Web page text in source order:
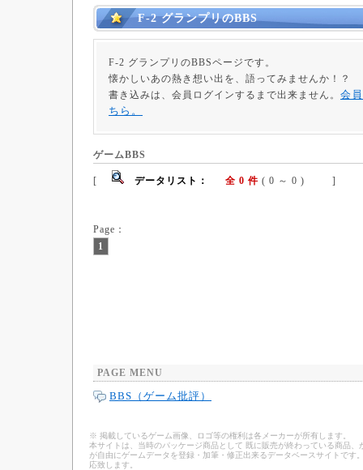
F-2 グランプリのBBS
F-2 グランプリのBBSページです。
懐かしいあの熱き想い出を、語ってみませんか！？
書き込みは、会員ログインするまで出来ません。 会
ちら。
ゲームBBS
[ データリスト： 全 0 件 ( 0 ～ 0 ) ]
Page：
1
PAGE MENU
BBS（ゲーム批評）
※ 掲載しているゲーム画像、ロゴ等の権利は各メーカーが所有します。
本サイトは、当時のパッケージ商品として 既に販売が終わっている商品
が自由にゲームデータを登録・加筆・修正出来るデータベースサイトで
応致します。